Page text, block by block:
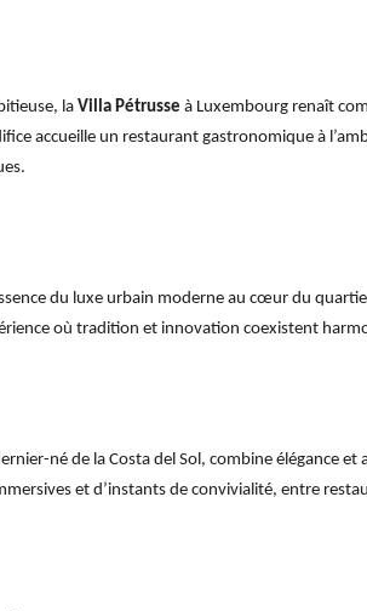
la Villa Pétrusse à Luxembourg renaît
accueille un restaurant gastronomique à
du luxe urbain moderne au cœur du
où tradition et innovation coexistent
né de la Costa del Sol, combine élégance
et d’instants de convivialité, entre